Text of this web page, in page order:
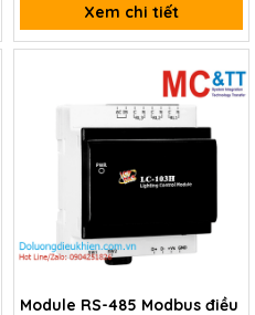
Xem chi tiết
Module RS-485 Modbus điều